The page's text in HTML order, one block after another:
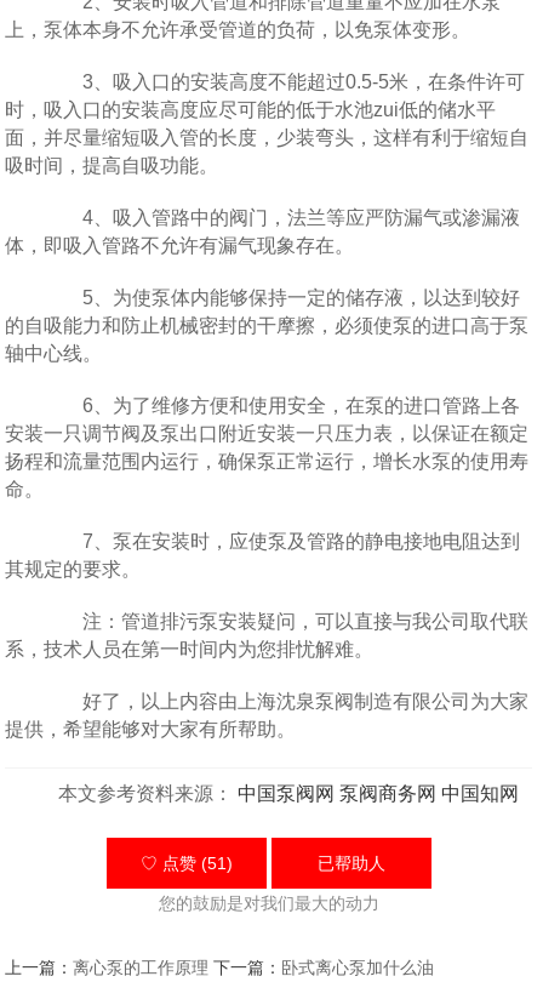
上，泵体本身不允许承受管道的负荷，以免泵体变形。
3、吸入口的安装高度不能超过0.5-5米，在条件许可
时，吸入口的安装高度应尽可能的低于水池zui低的储水平
面，并尽量缩短吸入管的长度，少装弯头，这样有利于缩短自
吸时间，提高自吸功能。
4、吸入管路中的阀门，法兰等应严防漏气或渗漏液
体，即吸入管路不允许有漏气现象存在。
5、为使泵体内能够保持一定的储存液，以达到较好
的自吸能力和防止机械密封的干摩擦，必须使泵的进口高于泵
轴中心线。
6、为了维修方便和使用安全，在泵的进口管路上各
安装一只调节阀及泵出口附近安装一只压力表，以保证在额定
扬程和流量范围内运行，确保泵正常运行，增长水泵的使用寿
命。
7、泵在安装时，应使泵及管路的静电接地电阻达到
其规定的要求。
注：管道排污泵安装疑问，可以直接与我公司取代联
系，技术人员在第一时间内为您排忧解难。
好了，以上内容由上海沈泉泵阀制造有限公司为大家
提供，希望能够对大家有所帮助。
本文参考资料来源： 中国泵阀网 泵阀商务网 中国知网
♡ 点赞 (51) 已帮助 人
您的鼓励是对我们最大的动力
上一篇：离心泵的工作原理 下一篇： 卧式离心泵加什么油